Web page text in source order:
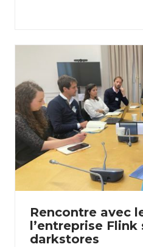
Rencontre avec
l’entreprise Flink
darkstores